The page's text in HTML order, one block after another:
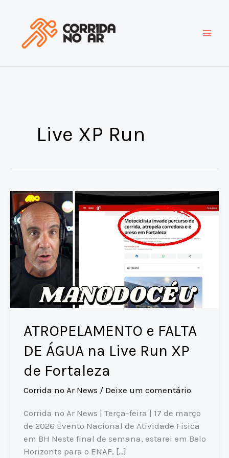
conteúdo
Live XP Run
ATROPELAMENTO e FALTA
DE ÁGUA na Live Run XP
de Fortaleza
Corrida no Ar News / Deixe um comentário
Corrida no Ar News | Terça-feira | 17 de março
de 2026 Evento Nacional de Atividade Física
em BH Neste final de semana, estarei em Belo
Horizonte para o ENAF, […]